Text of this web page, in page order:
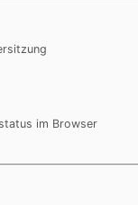
Luth.
Tel.:09133 2327
im Browser